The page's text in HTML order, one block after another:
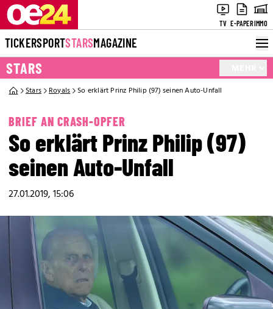
TV E-PAPERIMMO
TICKERSPORTSTARSMAGAZINE
STARS
Stars Royals So erklärt Prinz Philip (97) seinen Auto-Unfall
BRIEF AN CRASH-OPFER
So erklärt Prinz Philip (97)
seinen Auto-Unfall
27.01.2019, 15:06